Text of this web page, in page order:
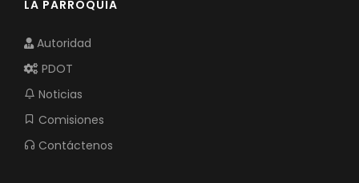
LA PARROQUIA
Autoridad
PDOT
Noticias
Comisiones
Contáctenos